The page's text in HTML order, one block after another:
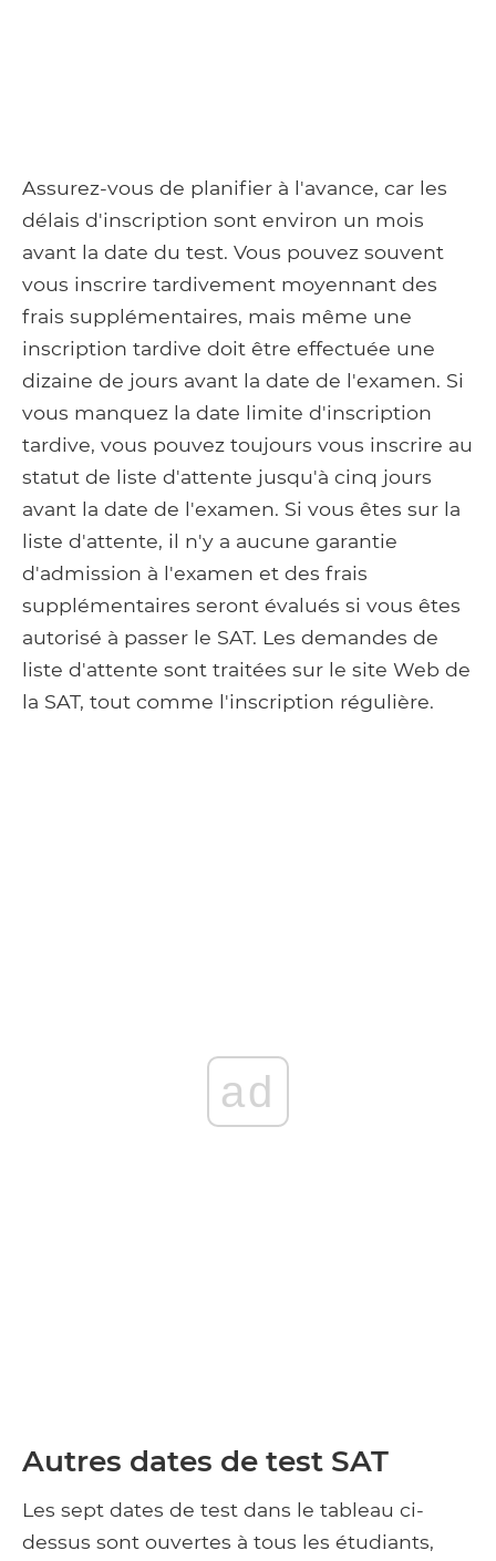
Assurez-vous de planifier à l'avance, car les
délais d'inscription sont environ un mois
avant la date du test. Vous pouvez souvent
vous inscrire tardivement moyennant des
frais supplémentaires, mais même une
inscription tardive doit être effectuée une
dizaine de jours avant la date de l'examen. Si
vous manquez la date limite d'inscription
tardive, vous pouvez toujours vous inscrire au
statut de liste d'attente jusqu'à cinq jours
avant la date de l'examen. Si vous êtes sur la
liste d'attente, il n'y a aucune garantie
d'admission à l'examen et des frais
supplémentaires seront évalués si vous êtes
autorisé à passer le SAT. Les demandes de
liste d'attente sont traitées sur le site Web de
la SAT, tout comme l'inscription régulière.
ad
Autres dates de test SAT
Les sept dates de test dans le tableau ci-
dessus sont ouvertes à tous les étudiants,